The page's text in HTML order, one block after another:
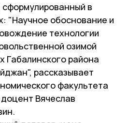
в
"Научное обоснование и
технологии
озимой
Габалинского района
рассказывает
факультета
Вячеслав